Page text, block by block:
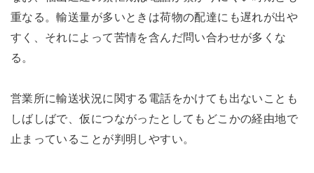
重なる。輸送量が多いときは荷物の配達にも遅れが出や
すく、それによって苦情を含んだ問い合わせが多くな
る。
営業所に輸送状況に関する電話をかけても出ないことも
しばしばで、仮につながったとしてもどこかの経由地で
止まっていることが判明しやすい。